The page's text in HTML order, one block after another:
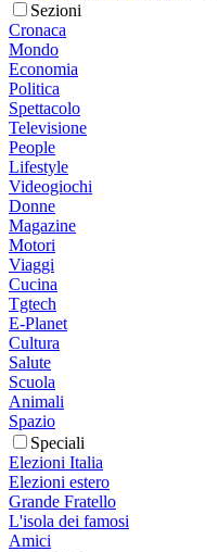
Sezioni
Cronaca
Mondo
Economia
Politica
Spettacolo
Televisione
People
Lifestyle
Videogiochi
Donne
Magazine
Motori
Viaggi
Cucina
Tgtech
E-Planet
Cultura
Salute
Scuola
Animali
Spazio
Speciali
Elezioni Italia
Elezioni estero
Grande Fratello
L'isola dei famosi
Amici